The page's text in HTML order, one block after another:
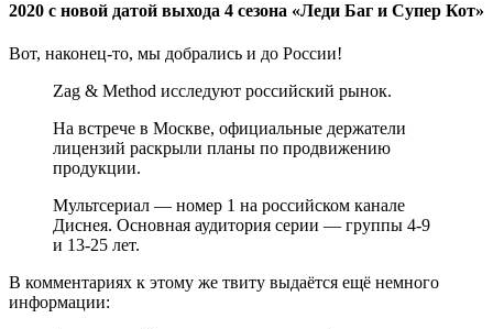
2020 с новой датой выхода 4 сезона «Леди Баг и Супер Кот»
Вот, наконец-то, мы добрались и до России!
Zag & Method исследуют российский рынок.
На встрече в Москве, официальные держатели
лицензий раскрыли планы по продвижению
продукции.
Мультсериал — номер 1 на российском канале
Диснея. Основная аудитория серии — группы 4-9
и 13-25 лет.
В комментариях к этому же твиту выдаётся ещё немного
информации: